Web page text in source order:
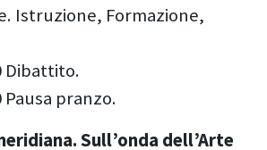
Istruzione, Formazione,
Dibattito.
Pausa pranzo.
Sull’onda dell’Arte